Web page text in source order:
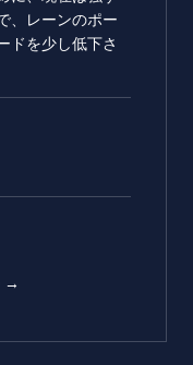
、レーンのポー
ドを少し低下さ
→